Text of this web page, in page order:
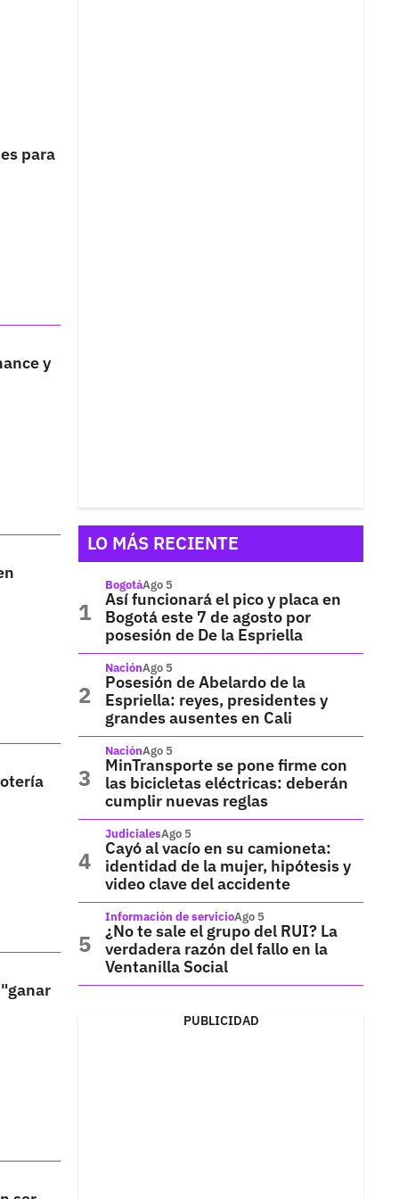
para
y
LO MÁS RECIENTE
BogotáAgo 5
Así funcionará el pico y placa en
Bogotá este 7 de agosto por
posesión de De la Espriella
NaciónAgo 5
Posesión de Abelardo de la
Espriella: reyes, presidentes y
grandes ausentes en Cali
NaciónAgo 5
MinTransporte se pone firme con
las bicicletas eléctricas: deberán
cumplir nuevas reglas
JudicialesAgo 5
Cayó al vacío en su camioneta:
identidad de la mujer, hipótesis y
video clave del accidente
Información de servicioAgo 5
¿No te sale el grupo del RUI? La
verdadera razón del fallo en la
Ventanilla Social
PUBLICIDAD